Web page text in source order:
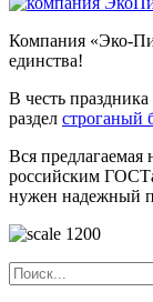
Компания «Эко-
единства!
В честь
раздел строганый
Вся предлагаемая
российским
нужен надежный